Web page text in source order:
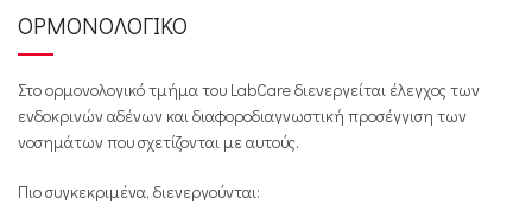
ΟΡΜΟΝΟΛΟΓΙΚΟ
Στο ορμονολογικό τμήμα του LabCare διενεργείται έλεγχος των
ενδοκρινών αδένων και διαφοροδιαγνωστική προσέγγιση των
νοσημάτων που σχετίζονται με αυτούς.
Πιο συγκεκριμένα, διενεργούνται: